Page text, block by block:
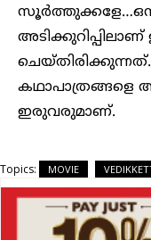
ചെയ്തിരിക്കുന്നത്.
കഥാപാത്രങ്ങളെ
ഇരുവരുമാണ്.
Topics: MOVIE